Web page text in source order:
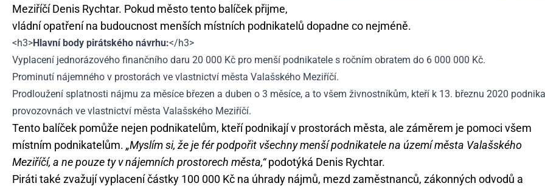
Meziříčí Denis Rychtar. Pokud město tento balíček přijme,
vládní opatření na budoucnost menších místních podnikatelů dopadne co nejméně.
<h3>Hlavní body pirátského návrhu:</h3>
Vyplacení jednorázového finančního daru 20 000 Kč pro menší podnikatele s ročním obratem do 6 000 000 Kč.
Prominutí nájemného v prostorách ve vlastnictví města Valašského Meziříčí.
Prodloužení splatnosti nájmu za měsíce březen a duben o 3 měsíce, a to všem živnostníkům, kteří k 13. březnu 2020
provozovnách ve vlastnictví města Valašského Meziříčí.
Tento balíček pomůže nejen podnikatelům, kteří podnikají v prostorách města, ale záměrem je pomoci všem
místním podnikatelům. „Myslím si, že je fér podpořit všechny menší podnikatele na území města Valašského
Meziříčí, a ne pouze ty v nájemních prostorech města,“podotýká Denis Rychtar.
Piráti také zvažují vyplacení částky 100 000 Kč na úhrady nájmů, mezd zaměstnanců, zákonných odvodů a